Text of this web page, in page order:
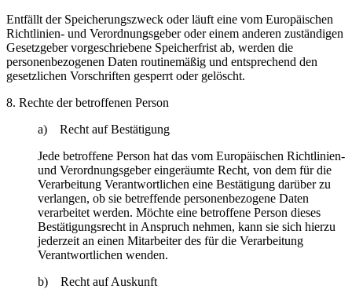
Entfällt der Speicherungszweck oder läuft eine vom Europäischen
Richtlinien- und Verordnungsgeber oder einem anderen zuständigen
Gesetzgeber vorgeschriebene Speicherfrist ab, werden die
personenbezogenen Daten routinemäßig und entsprechend den
gesetzlichen Vorschriften gesperrt oder gelöscht.
8. Rechte der betroffenen Person
a) Recht auf Bestätigung
Jede betroffene Person hat das vom Europäischen Richtlinien-
und Verordnungsgeber eingeräumte Recht, von dem für die
Verarbeitung Verantwortlichen eine Bestätigung darüber zu
verlangen, ob sie betreffende personenbezogene Daten
verarbeitet werden. Möchte eine betroffene Person dieses
Bestätigungsrecht in Anspruch nehmen, kann sie sich hierzu
jederzeit an einen Mitarbeiter des für die Verarbeitung
Verantwortlichen wenden.
b) Recht auf Auskunft